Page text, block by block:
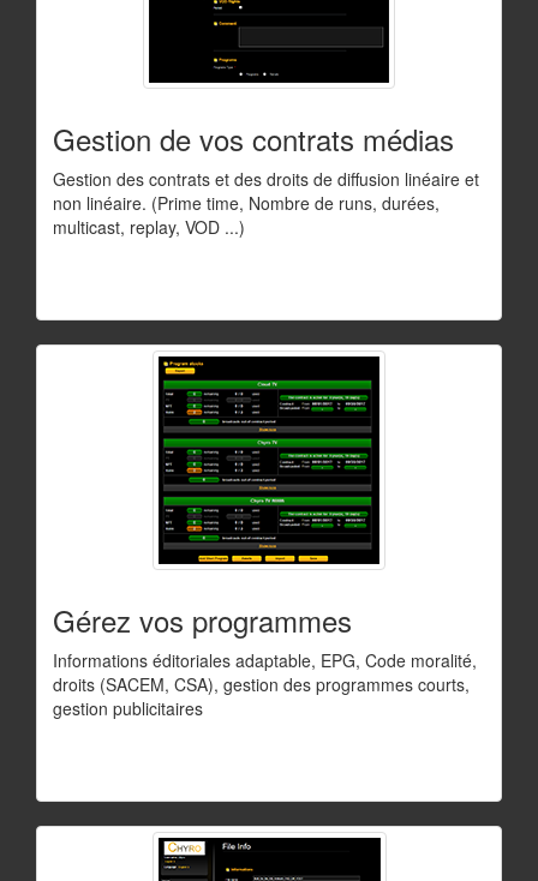
Gestion de vos contrats médias
Gestion des contrats et des droits de diffusion linéaire et
non linéaire. (Prime time, Nombre de runs, durées,
multicast, replay, VOD ...)
Gérez vos programmes
Informations éditoriales adaptable, EPG, Code moralité,
droits (SACEM, CSA), gestion des programmes courts,
gestion publicitaires